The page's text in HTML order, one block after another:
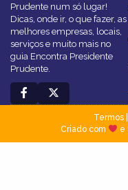
Prudente num só lugar!
Dicas, onde ir, o que fazer, as
melhores empresas, locais,
serviços e muito mais no
guia Encontra Presidente
Prudente.
Termos|
Criado com
e